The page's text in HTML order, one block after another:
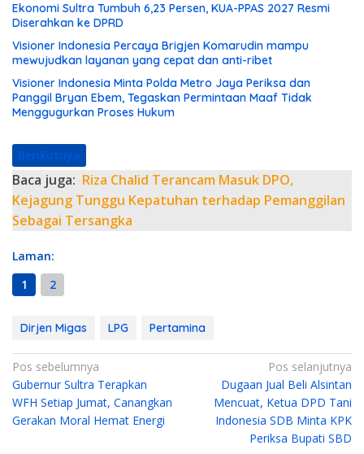
Ekonomi Sultra Tumbuh 6,23 Persen, KUA-PPAS 2027 Resmi
Diserahkan ke DPRD
Visioner Indonesia Percaya Brigjen Komarudin mampu
mewujudkan layanan yang cepat dan anti-ribet
Visioner Indonesia Minta Polda Metro Jaya Periksa dan
Panggil Bryan Ebem, Tegaskan Permintaan Maaf Tidak
Menggugurkan Proses Hukum
Berikutnya
Baca juga: Riza Chalid Terancam Masuk DPO,
Kejagung Tunggu Kepatuhan terhadap Pemanggilan
Sebagai Tersangka
Laman:
1
2
Dirjen Migas LPG Pertamina
N
a
v
Pos sebelumnya
Gubernur Sultra Terapkan
WFH Setiap Jumat, Canangkan
Gerakan Moral Hemat Energi
Pos selanjutnya
Dugaan Jual Beli Alsintan
Mencuat, Ketua DPD Tani
Indonesia SDB Minta KPK
Periksa Bupati SBD